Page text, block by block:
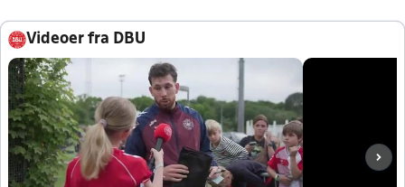
Videoer fra DBU